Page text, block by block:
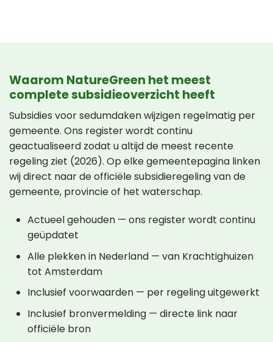
Waarom NatureGreen het meest
complete subsidieoverzicht heeft
Subsidies voor sedumdaken wijzigen regelmatig per
gemeente. Ons register wordt continu
geactualiseerd zodat u altijd de meest recente
regeling ziet (2026). Op elke gemeentepagina linken
wij direct naar de officiële subsidieregeling van de
gemeente, provincie of het waterschap.
Actueel gehouden — ons register wordt continu
geüpdatet
Alle plekken in Nederland — van Krachtighuizen
tot Amsterdam
Inclusief voorwaarden — per regeling uitgewerkt
Inclusief bronvermelding — directe link naar
officiële bron